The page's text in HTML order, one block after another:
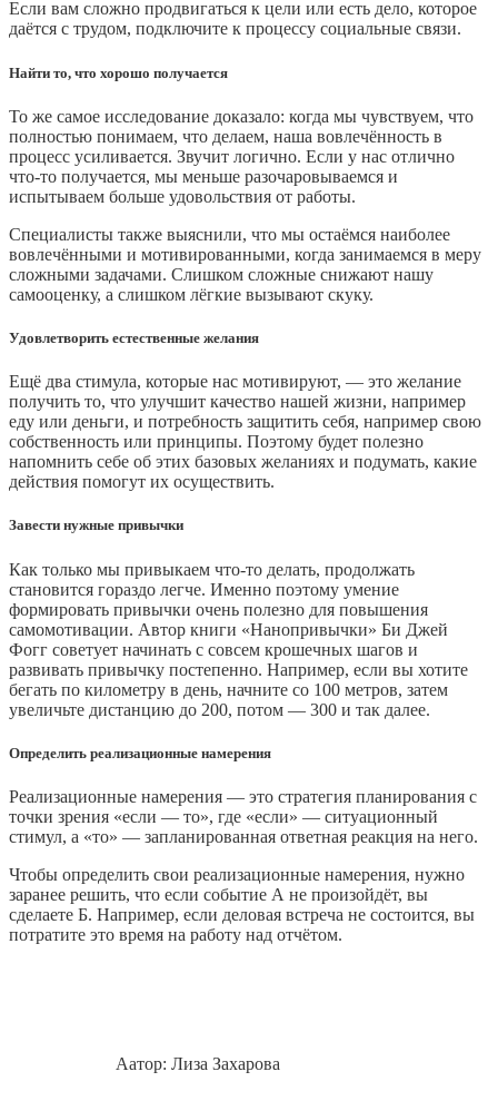
Если вам сложно продвигаться к цели или есть дело, которое
даётся с трудом, подключите к процессу социальные связи.
Найти то, что хорошо получается
То же самое исследование доказало: когда мы чувствуем, что
полностью понимаем, что делаем, наша вовлечённость в
процесс усиливается. Звучит логично. Если у нас отлично
что‑то получается, мы меньше разочаровываемся и
испытываем больше удовольствия от работы.
Специалисты также выяснили, что мы остаёмся наиболее
вовлечёнными и мотивированными, когда занимаемся в меру
сложными задачами. Слишком сложные снижают нашу
самооценку, а слишком лёгкие вызывают скуку.
Удовлетворить естественные желания
Ещё два стимула, которые нас мотивируют, — это желание
получить то, что улучшит качество нашей жизни, например
еду или деньги, и потребность защитить себя, например свою
собственность или принципы. Поэтому будет полезно
напомнить себе об этих базовых желаниях и подумать, какие
действия помогут их осуществить.
Завести нужные привычки
Как только мы привыкаем что‑то делать, продолжать
становится гораздо легче. Именно поэтому умение
формировать привычки очень полезно для повышения
самомотивации. Автор книги «Нанопривычки» Би Джей
Фогг советует начинать с совсем крошечных шагов и
развивать привычку постепенно. Например, если вы хотите
бегать по километру в день, начните со 100 метров, затем
увеличьте дистанцию до 200, потом — 300 и так далее.
Определить реализационные намерения
Реализационные намерения — это стратегия планирования с
точки зрения «если — то», где «если» — ситуационный
стимул, а «то» — запланированная ответная реакция на него.
Чтобы определить свои реализационные намерения, нужно
заранее решить, что если событие А не произойдёт, вы
сделаете Б. Например, если деловая встреча не состоится, вы
потратите это время на работу над отчётом.
Аатор: Лиза Захарова